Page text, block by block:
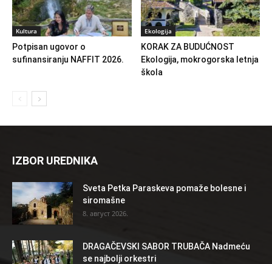
Kultura
Potpisan ugovor o
sufinansiranju NAFFIT 2026.
Ekologija
KORAK ZA BUDUĆNOST
Ekologija, mokrogorska letnja
škola
IZBOR UREDNIKA
Sveta Petka Paraskeva pomaže bolesne i
siromašne
8. август 2026.
DRAGAČEVSKI SABOR TRUBAČA Nadmeću
se najbolji orkestri